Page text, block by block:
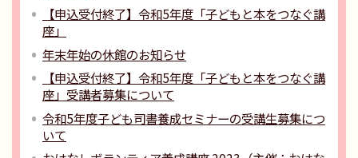
【申込受付終了】令和5年度「子どもと本をつなぐ講
座」
年末年始の休館のお知らせ
【申込受付終了】令和5年度「子どもと本をつなぐ講
座」受講者募集について
令和5年度子ども司書養成セミナーの受講生募集につ
いて